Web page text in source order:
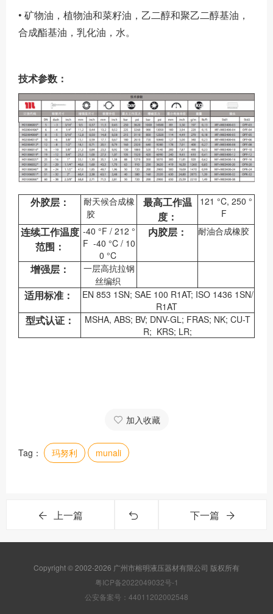
• 矿物油，植物油和菜籽油，乙二醇和聚乙二醇基油，
合成酯基油，乳化油，水。
技术参数：
外胶层：
耐天候合成橡
胶
最高工作温
度：
121 °C, 250 °
F
连续工作温度
范围：
-40 °F / 212 °
F -40 °C / 10
0 °C
内胶层： 耐油合成橡胶
增强层：
一层高抗拉钢
丝编织
适用标准：
EN 853 1SN; SAE 100 R1AT; ISO 1436 1SN/
R1AT
型式认证：
MSHA, ABS; BV; DNV-GL; FRAS; NK; CU-T
R; KRS; LR;
加入收藏
Tag： 玛努利 munali
上一篇 下一篇
Copyright © 2002-2026 广州市榕明液压器材有限公司 版权所有
粤ICP备2022049032号-1
公安备案号：44011202002548